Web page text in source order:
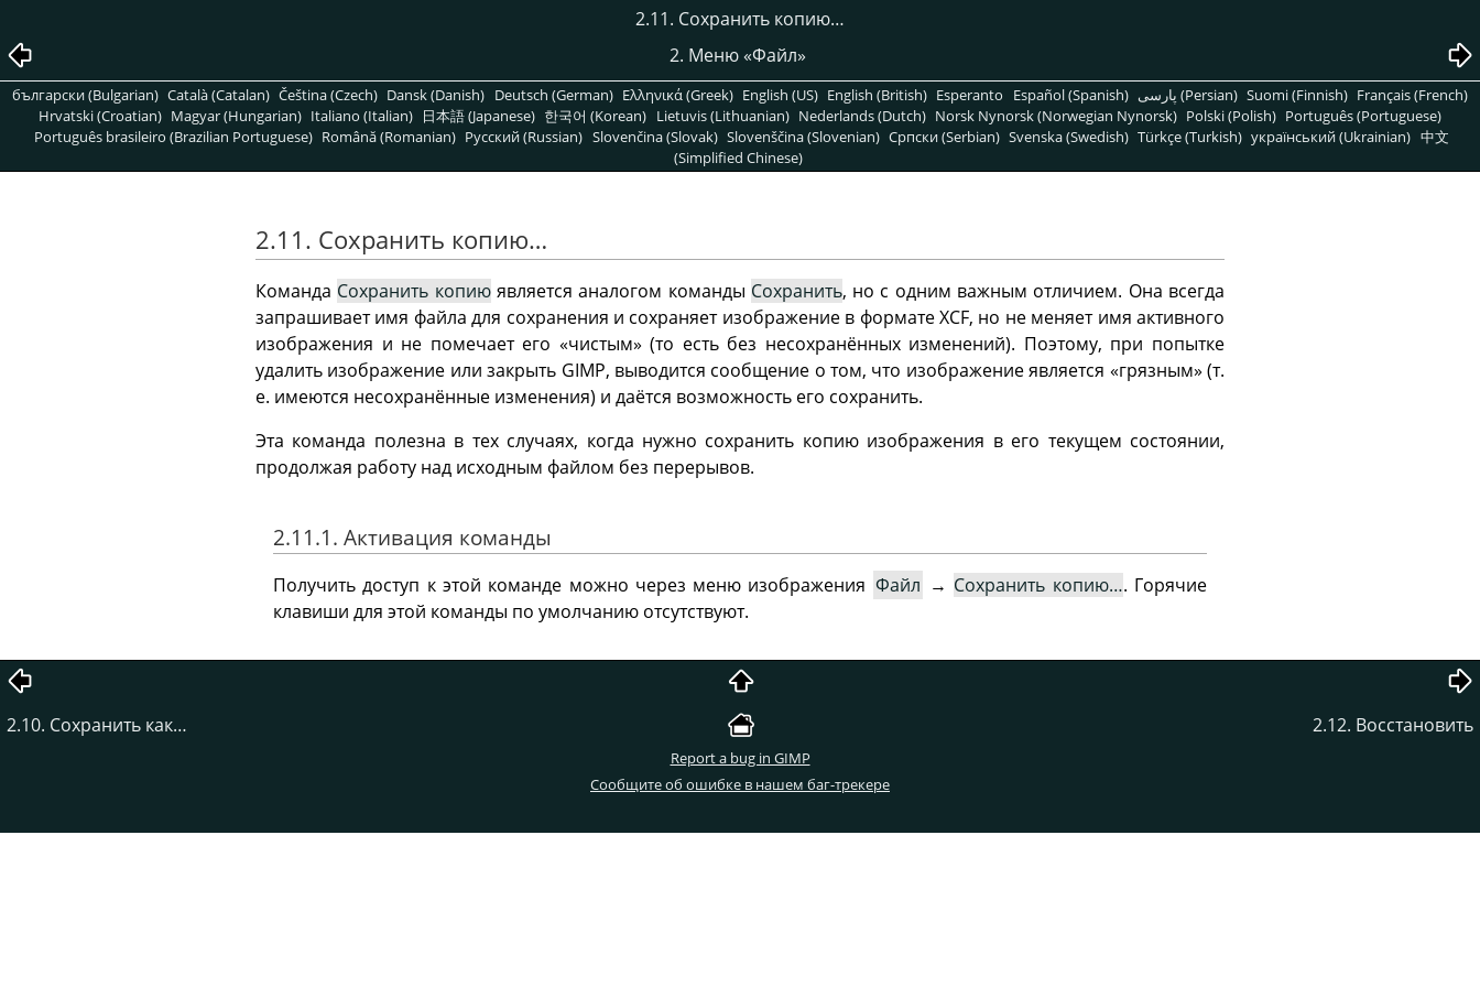
2.11. Сохранить копию…
2. Меню «Файл»
български (Bulgarian) Català (Catalan) Čeština (Czech) Dansk (Danish) Deutsch (German) Ελληνικά (Greek) English (US) English (British) Esperanto Español (Spanish) پارسی (Persian) Suomi (Finnish) Français (French)
Hrvatski (Croatian) Magyar (Hungarian) Italiano (Italian) 日本語 (Japanese) 한국어 (Korean) Lietuvis (Lithuanian) Nederlands (Dutch) Norsk Nynorsk (Norwegian Nynorsk) Polski (Polish) Português (Portuguese)
Português brasileiro (Brazilian Portuguese) Română (Romanian) Pусский (Russian) Slovenčina (Slovak) Slovenščina (Slovenian) Српски (Serbian) Svenska (Swedish) Türkçe (Turkish) український (Ukrainian) 中文
(Simplified Chinese)
2.11. Сохранить копию…
Команда Сохранить копиюявляется аналогом команды Сохранить, но с одним важным отличием. Она всегда
запрашивает имя файла для сохранения и сохраняет изображение в формате XCF, но не меняет имя активного
изображения и не помечает его «чистым» (то есть без несохранённых изменений). Поэтому, при попытке
удалить изображение или закрыть GIMP, выводится сообщение о том, что изображение является «грязным» (т.
е. имеются несохранённые изменения) и даётся возможность его сохранить.
Эта команда полезна в тех случаях, когда нужно сохранить копию изображения в его текущем состоянии,
продолжая работу над исходным файлом без перерывов.
2.11.1. Активация команды
Получить доступ к этой команде можно через меню изображения Файл → Сохранить копию…. Горячие
клавиши для этой команды по умолчанию отсутствуют.
2.10. Сохранить как… 2.12. Восстановить
Report a bug in GIMP
Сообщите об ошибке в нашем баг-трекере